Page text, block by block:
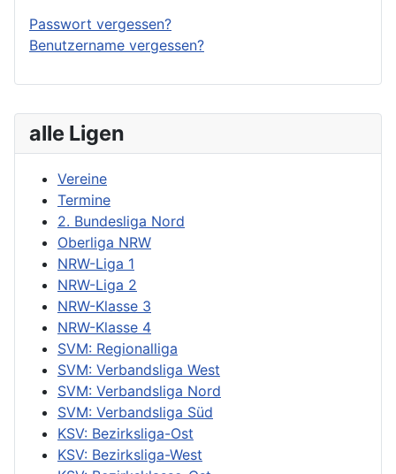
alle Ligen
Vereine
Termine
2. Bundesliga Nord
Oberliga NRW
NRW-Liga 1
NRW-Liga 2
NRW-Klasse 3
NRW-Klasse 4
SVM: Regionalliga
SVM: Verbandsliga West
SVM: Verbandsliga Nord
SVM: Verbandsliga Süd
KSV: Bezirksliga-Ost
KSV: Bezirksliga-West
Passwort vergessen?
Benutzername vergessen?